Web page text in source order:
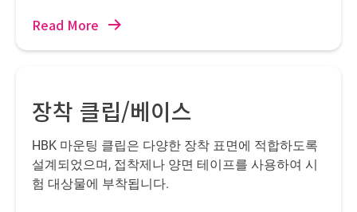
Read More
장착 클립/베이스
HBK 마운팅 클립은 다양한 장착 표면에 적합하도록
설계되었으며, 접착제나 양면 테이프를 사용하여 시
험 대상물에 부착됩니다.